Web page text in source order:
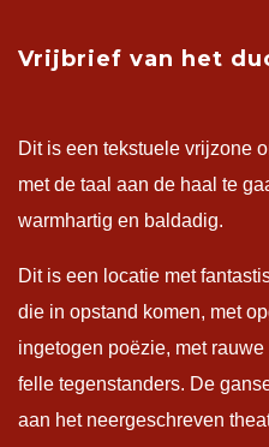
Vrijbrief van het
Dit is een tekstuele vrijzone
met de taal aan de haal te
warmhartig en baldadig.
Dit is een locatie met
die in opstand komen, met
ingetogen poëzie, met
felle tegenstanders. De
aan het neergeschreven